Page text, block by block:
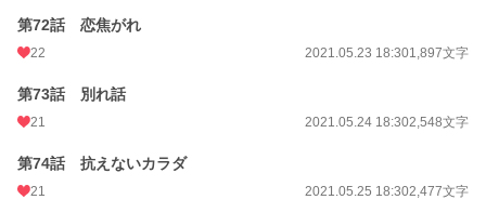
第72話 恋焦がれ
22 2021.05.23 18:301,897文字
第73話 別れ話
21 2021.05.24 18:302,548文字
第74話 抗えないカラダ
21 2021.05.25 18:302,477文字